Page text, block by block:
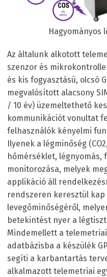
Hagyományos
Az általunk alkotott
szenzor és
és kis fogyasztású, olcsó
megvalósított alacsony
/ 10 év) üzemeltethető
kommunikációt vonultat
felhasználók kényelmi
Ilyenek a légminőség
hőmérséklet, légnyomás,
monitorozása, melyek
applikáció áll
rendszeren keresztül
levegőminőségéről,
betekintést nyer a
Mindemellett a
adatbázisba a készülék
segíti a karbantartás
alkalmazott telemetriai